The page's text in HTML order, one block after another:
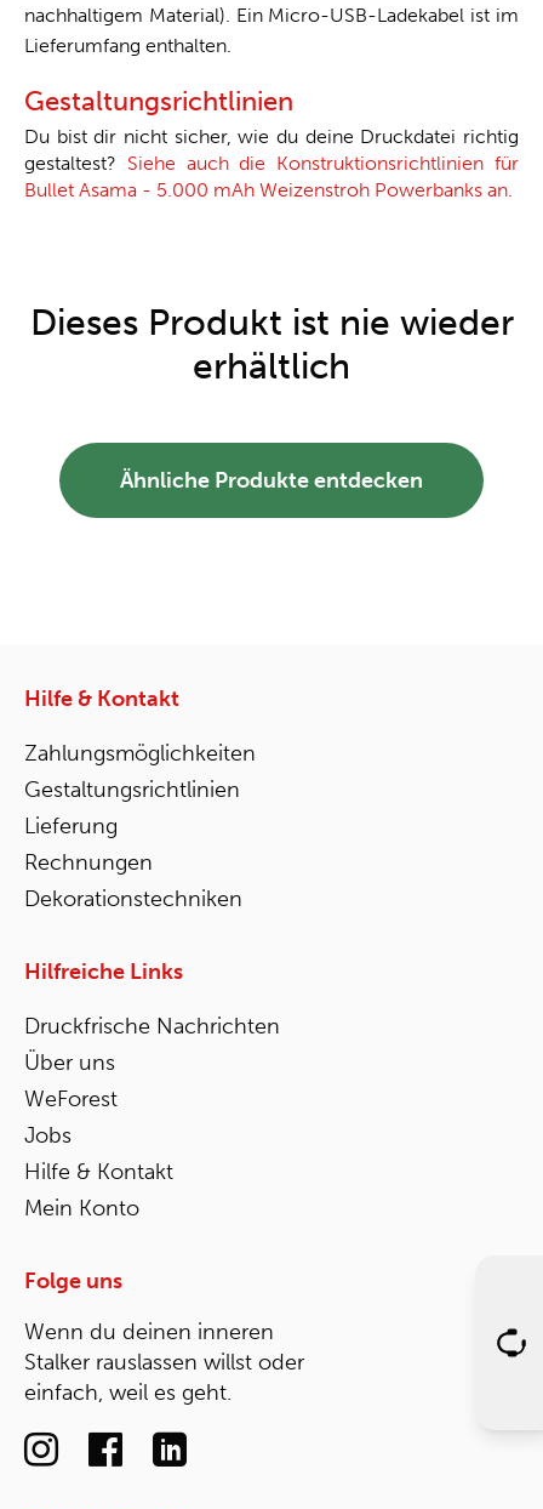
nachhaltigem Material). Ein Micro-USB-Ladekabel ist im
Lieferumfang enthalten.
Gestaltungsrichtlinien
Du bist dir nicht sicher, wie du deine Druckdatei richtig
gestaltest? Siehe auch die Konstruktionsrichtlinien für
Bullet Asama - 5.000 mAh Weizenstroh Powerbanks an.
Dieses Produkt ist nie wieder
erhältlich
Ähnliche Produkte entdecken
Hilfe & Kontakt
Zahlungsmöglichkeiten
Gestaltungsrichtlinien
Lieferung
Rechnungen
Dekorationstechniken
Hilfreiche Links
Druckfrische Nachrichten
Über uns
WeForest
Jobs
Hilfe & Kontakt
Mein Konto
Folge uns
Wenn du deinen inneren
Stalker rauslassen willst oder
einfach, weil es geht.